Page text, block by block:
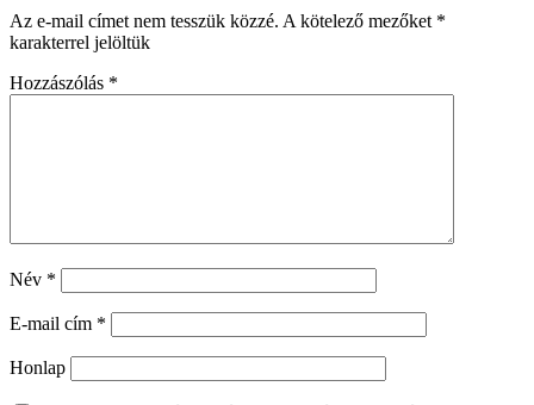
Az e-mail címet nem tesszük közzé. A kötelező mezőket *
karakterrel jelöltük
Hozzászólás *
Név *
E-mail cím *
Honlap